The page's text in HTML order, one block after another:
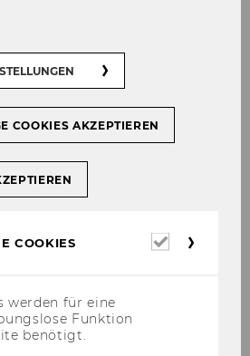
Ph.D.
COOKIES AKZEPTIEREN
COOKIES
werden für eine
Funktion
benötigt.